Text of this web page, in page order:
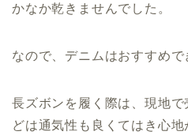
かなか乾きませんでした。
なので、デニムはおすすめで
長ズボンを履く際は、現地
どは通気性も良くてはき心